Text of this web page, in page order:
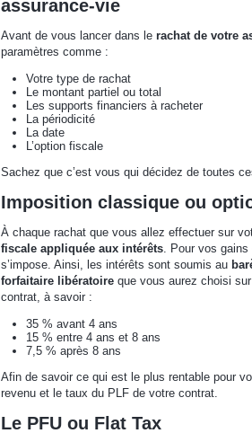
assurance-vie
Avant de vous lancer dans le rachat de votre
paramètres comme :
Votre type de rachat
Le montant partiel ou total
Les supports financiers à racheter
La périodicité
La date
L’option fiscale
Sachez que c’est vous qui décidez de toutes
Imposition classique ou
À chaque rachat que vous allez effectuer sur
fiscale appliquée aux intérêts. Pour vos gains
s’impose. Ainsi, les intérêts sont soumis au
forfaitaire libératoire que vous aurez choisi
contrat, à savoir :
35 % avant 4 ans
15 % entre 4 ans et 8 ans
7,5 % après 8 ans
Afin de savoir ce qui est le plus rentable pour
revenu et le taux du PLF de votre contrat.
Le PFU ou Flat Tax